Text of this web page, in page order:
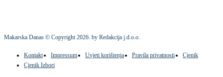
Makarska Danas © Copyright2026. by Redakcija j.d.o.o.
Kontakt Impressum Uvjeti korištenja Pravila privatnosti
Cjenik
Cjenik Izbori